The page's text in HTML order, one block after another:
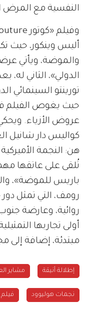
النفسية مع
أليس وينكور، حيث
والموضة، ويأتي
الدولي»، الثاني
تورينتو السينمائي
حيث يغوص الفيلم
عروض الأزياء.
كواليس دار شانيل
هن: النجمة
تُلقى على عاتقها
باريس للموضة»،
رومف، التي تمثل
روائية، وعارضة
أولى تجاربها
مبتدئة، إضافة إلى
إطلالة أنيقة مشاير
نجمات هوليوود